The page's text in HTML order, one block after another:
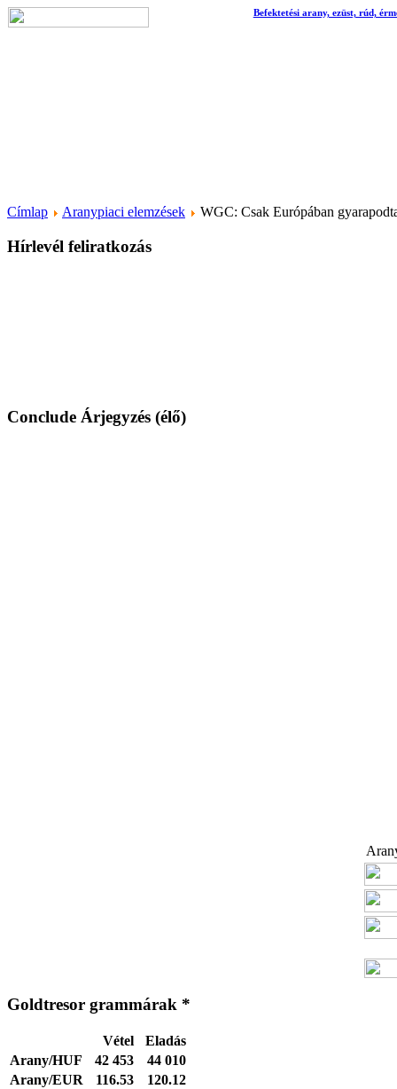
Befektetési arany, ezüst, rúd,
Címlap Aranypiaci elemzések WGC: Csak Európában
Hírlevél feliratkozás
Conclude Árjegyzés (élő)
Goldtresor grammárak *
Vétel
Eladás
Arany/HUF
42 453
44 010
Arany/EUR
116.53
120.12